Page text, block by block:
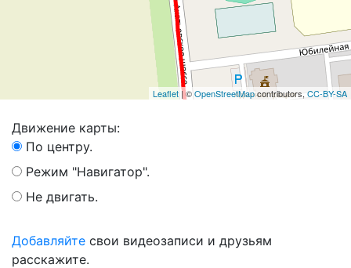
Leaflet| ©OpenStreetMapcontributors, CC-BY-SA
Движение карты:
По центру.
Режим "Навигатор".
Не двигать.
Добавляйте свои видеозаписи и друзьям
расскажите.